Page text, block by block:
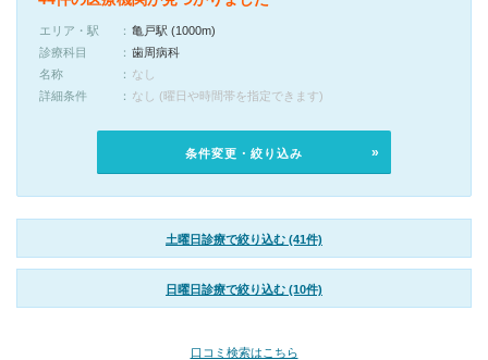
エリア・駅
亀戸駅 (1000m)
診療科目
歯周病科
名称
なし
詳細条件
なし (曜日や時間帯を指定できます)
条件変更・絞り込み
土曜日診療で絞り込む (41件)
日曜日診療で絞り込む (10件)
口コミ検索はこちら